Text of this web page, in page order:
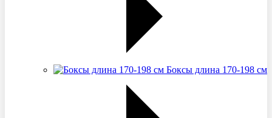
Боксы длина 170-198 см